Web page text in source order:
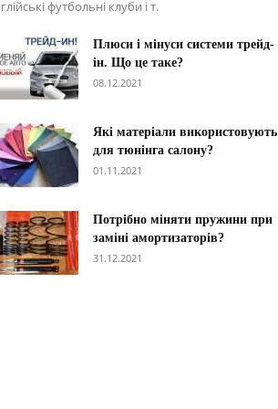
футбольні клуби і т.
Плюси і мінуси системи трейд-
ін. Що це таке?
08.12.2021
Які матеріали використовують
для тюнінга салону?
01.11.2021
Потрібно міняти пружини при
заміні амортизаторів?
31.12.2021